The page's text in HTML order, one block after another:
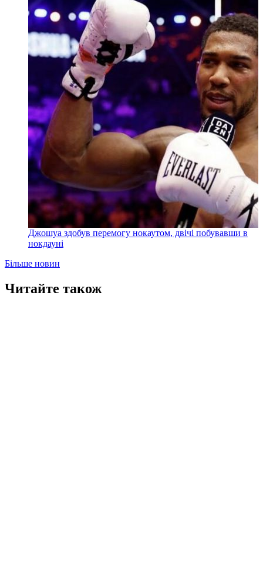
Джошуа здобув перемогу нокаутом, двічі побувавши в
нокдауні
Більше новин
Читайте також